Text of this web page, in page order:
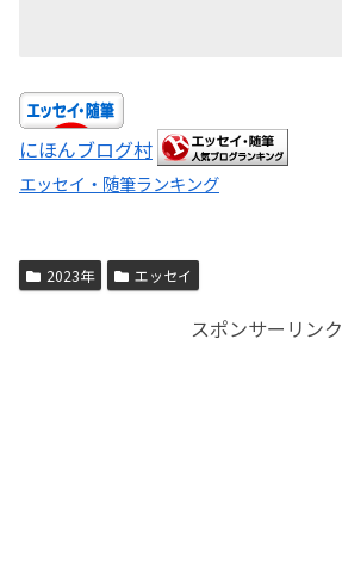
にほんブログ村
エッセイ・随筆ランキング
2023年 エッセイ
スポンサーリンク